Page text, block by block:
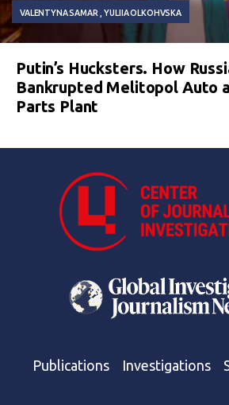
VALENTYNA SAMAR YULIIA OLKOHVSKA
Putin’s Hucksters. How
Bankrupted Melitopol Auto
Parts Plant
Publications Investigations